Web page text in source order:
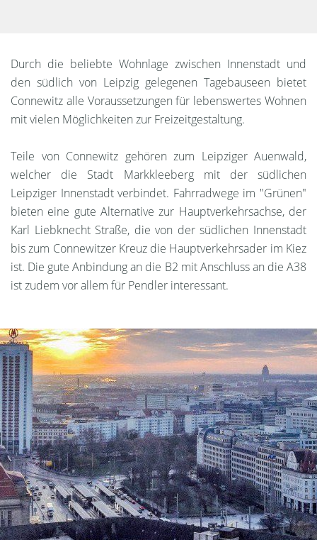
Durch die beliebte Wohnlage zwischen Innenstadt und
den südlich von Leipzig gelegenen Tagebauseen bietet
Connewitz alle Voraussetzungen für lebenswertes Wohnen
mit vielen Möglichkeiten zur Freizeitgestaltung.
Teile von Connewitz gehören zum Leipziger Auenwald,
welcher die Stadt Markkleeberg mit der südlichen
Leipziger Innenstadt verbindet. Fahrradwege im "Grünen"
bieten eine gute Alternative zur Hauptverkehrsachse, der
Karl Liebknecht Straße, die von der südlichen Innenstadt
bis zum Connewitzer Kreuz die Hauptverkehrsader im Kiez
ist. Die gute Anbindung an die B2 mit Anschluss an die A38
ist zudem vor allem für Pendler interessant.